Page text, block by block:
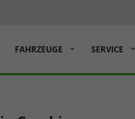
FAHRZEUGE SERVICE